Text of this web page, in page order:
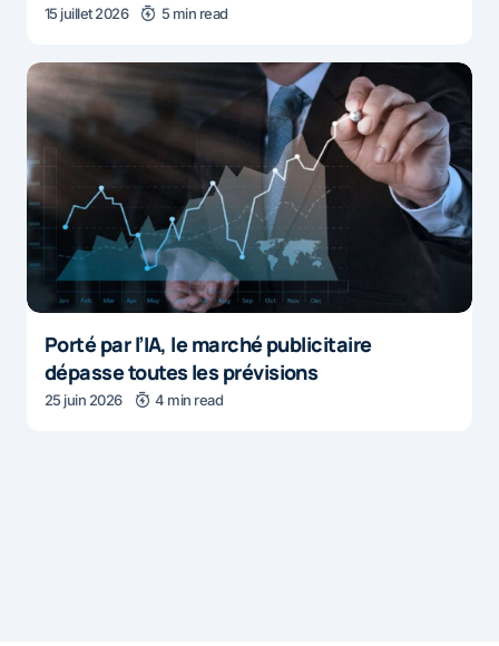
15 juillet 2026 5 min read
Porté par l’IA, le marché publicitaire
dépasse toutes les prévisions
25 juin 2026 4 min read